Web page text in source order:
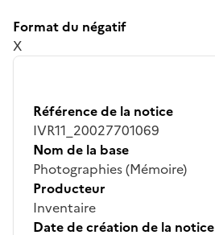
Format du négatif
X
Référence de la notice
IVR11_20027701069
Nom de la base
Photographies (Mémoire)
Producteur
Inventaire
Date de création de la notice